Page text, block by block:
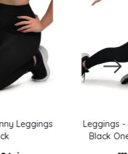
Leggings - Sport Leggings
Black One size (S/M/L)